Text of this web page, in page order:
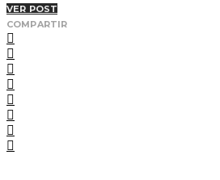
VER POST
COMPARTIR